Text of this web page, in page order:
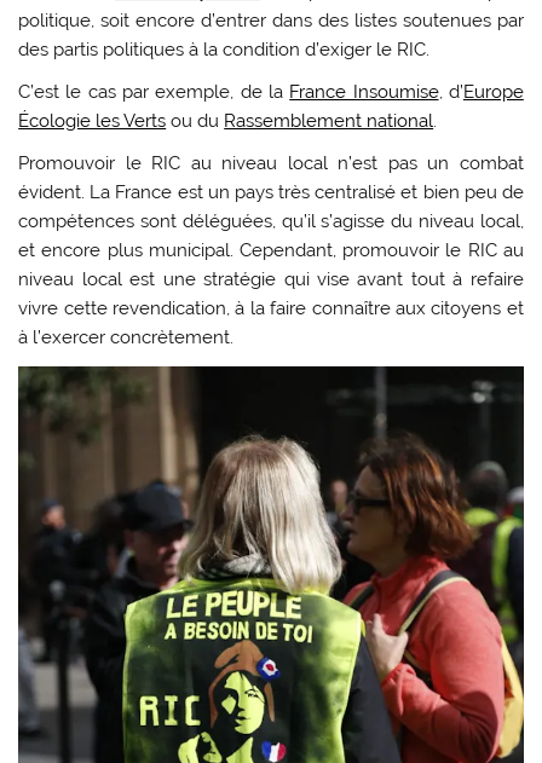
politique, soit encore d’entrer dans des listes soutenues par
des partis politiques à la condition d’exiger le RIC.
C’est le cas par exemple, de la France Insoumise, d’Europe
Écologie les Verts ou du Rassemblement national.
Promouvoir le RIC au niveau local n’est pas un combat
évident. La France est un pays très centralisé et bien peu de
compétences sont déléguées, qu’il s’agisse du niveau local,
et encore plus municipal. Cependant, promouvoir le RIC au
niveau local est une stratégie qui vise avant tout à refaire
vivre cette revendication, à la faire connaître aux citoyens et
à l’exercer concrètement.